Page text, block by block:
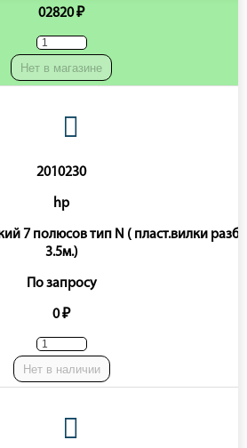
02820 ₽
Нет в магазине
2010230
hp
7 полюсов тип N ( пласт.вилки разб.
3.5м.)
По запросу
0 ₽
Нет в наличии